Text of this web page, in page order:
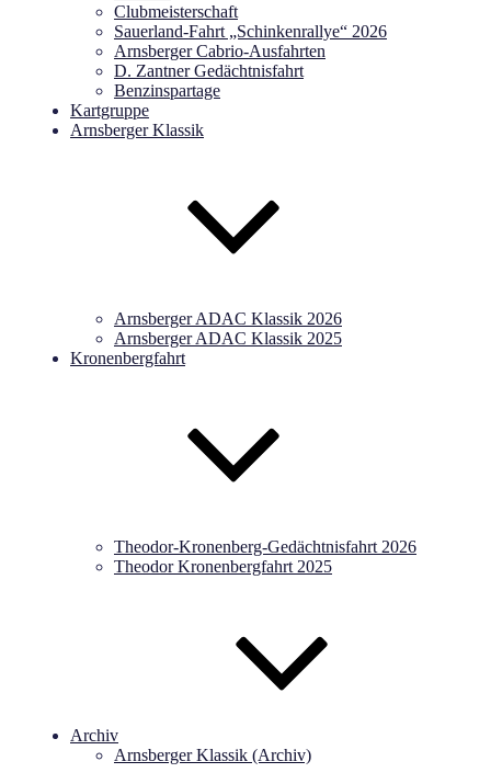
Clubmeisterschaft
Sauerland-Fahrt „Schinkenrallye“ 2026
Arnsberger Cabrio-Ausfahrten
D. Zantner Gedächtnisfahrt
Benzinspartage
Kartgruppe
Arnsberger Klassik
Arnsberger ADAC Klassik 2026
Arnsberger ADAC Klassik 2025
Kronenbergfahrt
Theodor-Kronenberg-Gedächtnisfahrt 2026
Theodor Kronenbergfahrt 2025
Archiv
Arnsberger Klassik (Archiv)